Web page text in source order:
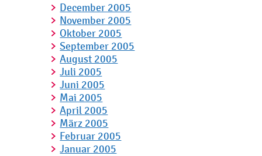
December 2005
November 2005
Oktober 2005
September 2005
August 2005
Juli 2005
Juni 2005
Mai 2005
April 2005
März 2005
Februar 2005
Januar 2005